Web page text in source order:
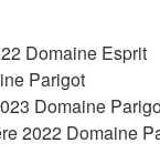
Domaine Esprit
Parigot
Domaine
2022 Domaine